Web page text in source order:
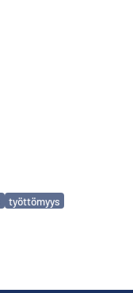
työttömyys